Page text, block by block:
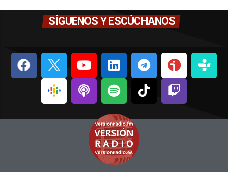
SÍGUENOS Y ESCÚCHANOS